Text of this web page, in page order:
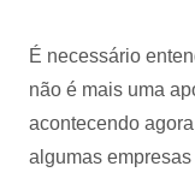
É necessário
não é mais uma
acontecendo
algumas